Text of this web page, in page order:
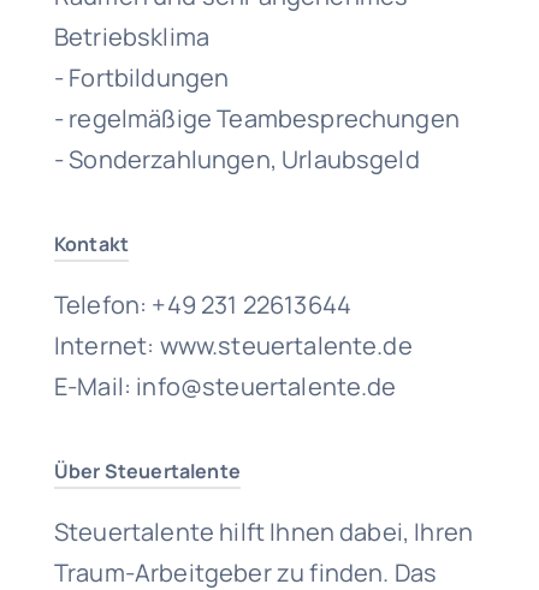
Betriebsklima
- Fortbildungen
- regelmäßige Teambesprechungen
- Sonderzahlungen, Urlaubsgeld
Kontakt
Telefon: +49 231 22613644
Internet: www.steuertalente.de
E-Mail: info@steuertalente.de
Über Steuertalente
Steuertalente hilft Ihnen dabei, Ihren
Traum-Arbeitgeber zu finden. Das